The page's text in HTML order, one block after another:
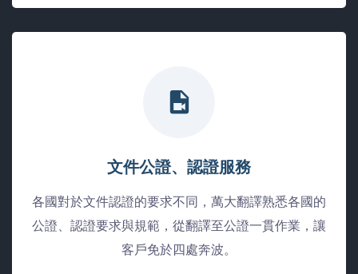
文件公證、認證服務
各國對於文件認證的要求不同，萬大翻譯熟悉各國的
公證、認證要求與規範，從翻譯至公證一貫作業，讓
客戶免於四處奔波。